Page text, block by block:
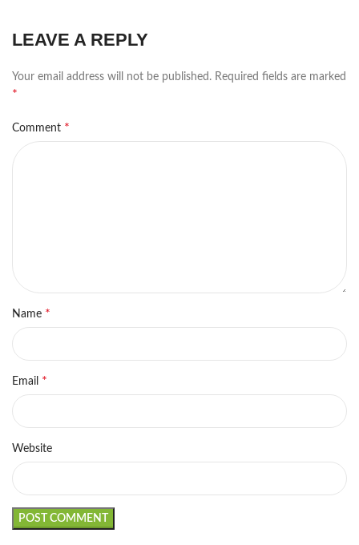
LEAVE A REPLY
Your email address will not be published. Required fields are marked
*
Comment *
Name *
Email *
Website